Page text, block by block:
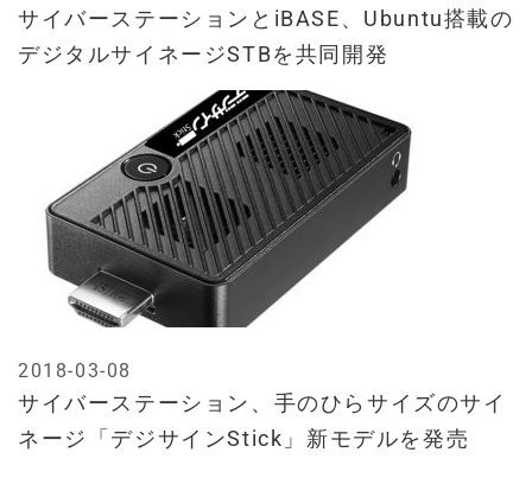
サイバーステーションとiBASE、Ubuntu搭載の
デジタルサイネージSTBを共同開発
サイバーステーション、手のひらサイズのサイ
ネージ「デジサインStick」新モデルを発売
2018-03-08